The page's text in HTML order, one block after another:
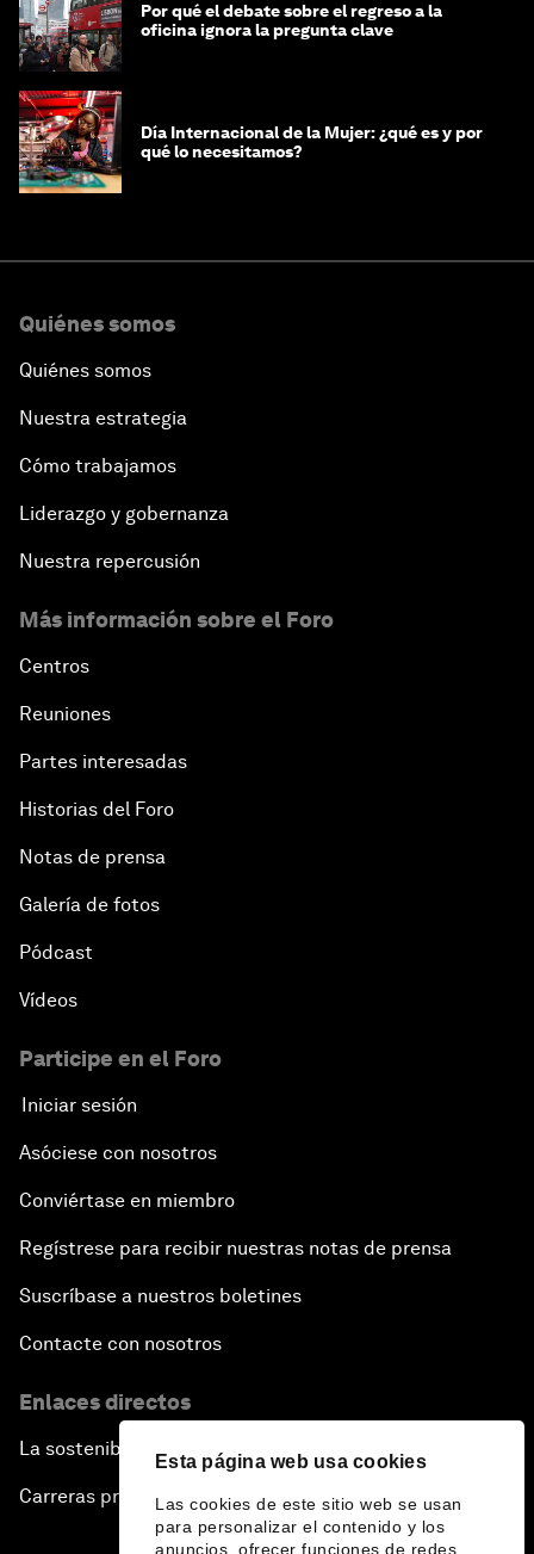
Esta página web usa cookies
Las cookies de este sitio web se usan
para personalizar el contenido y los
anuncios, ofrecer funciones de redes
Por qué el debate sobre el regreso a la
oficina ignora la pregunta clave
Día Internacional de la Mujer: ¿qué es y por
qué lo necesitamos?
Quiénes somos
Quiénes somos
Nuestra estrategia
Cómo trabajamos
Liderazgo y gobernanza
Nuestra repercusión
Más información sobre el Foro
Centros
Reuniones
Partes interesadas
Historias del Foro
Notas de prensa
Galería de fotos
Pódcast
Vídeos
Participe en el Foro
Iniciar sesión
Asóciese con nosotros
Conviértase en miembro
Regístrese para recibir nuestras notas de prensa
Suscríbase a nuestros boletines
Contacte con nosotros
Enlaces directos
La sostenibilidad en el Foro
Carreras profesionales